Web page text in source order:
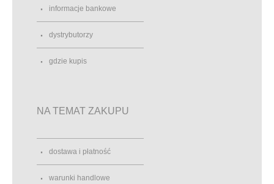
informacje bankowe
dystrybutorzy
gdzie kupis
NA TEMAT ZAKUPU
dostawa i płatność
warunki handlowe